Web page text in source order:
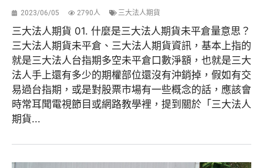
2023/06/05 2790人 三大法人期貨
三大法人期貨 01. 什麼是三大法人期貨未平倉量意思？
三大法人期貨未平倉、三大法人期貨資訊，基本上指的
就是三大法人台指期多空未平倉口數淨額，也就是三大
法人手上還有多少的期權部位還沒有沖銷掉，假如有交
易過台指期，或是對股票市場有一些概念的話，應該會
時常耳聞電視節目或網路教學裡，提到關於「三大法人
期貨...